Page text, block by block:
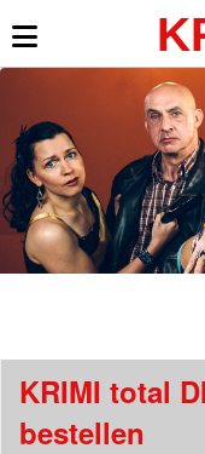
Mein KRIMI total
Anmelden
Neu registrieren
Dinner-Shows
Millionäre lieben gefährlich
Eine Leiche für die Braut
KRIMI total
bestellen